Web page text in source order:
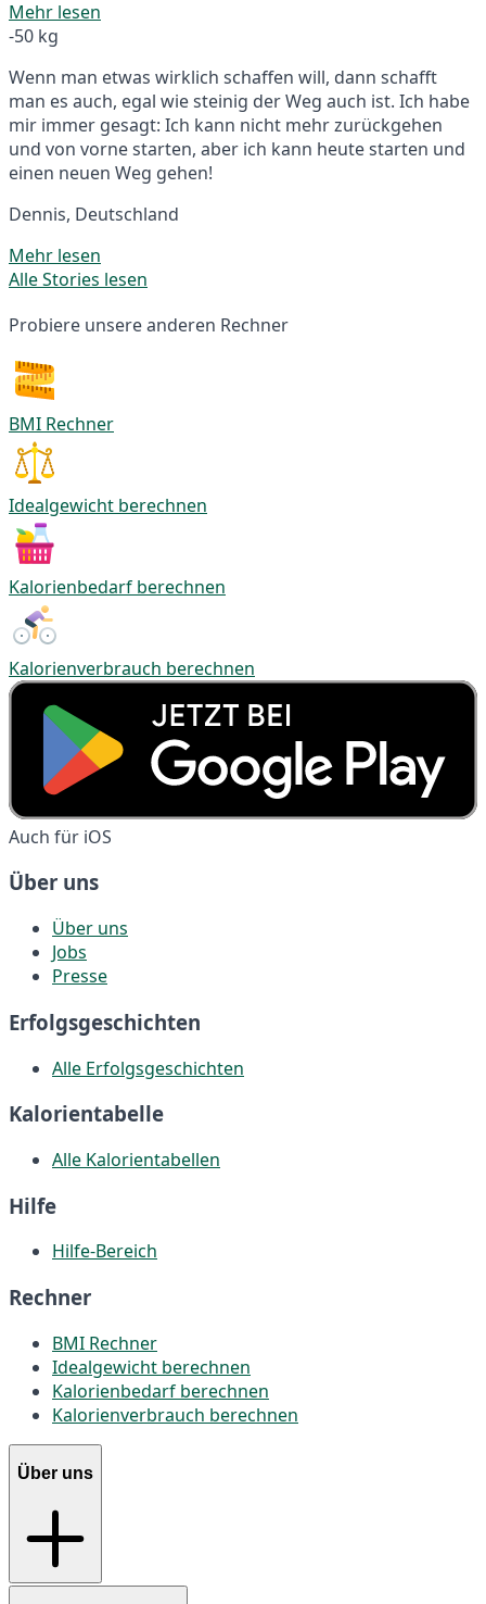
Mehr lesen
-50 kg
Wenn man etwas wirklich schaffen will, dann schafft
man es auch, egal wie steinig der Weg auch ist. Ich habe
mir immer gesagt: Ich kann nicht mehr zurückgehen
und von vorne starten, aber ich kann heute starten und
einen neuen Weg gehen!
Dennis, Deutschland
Mehr lesen
Alle Stories lesen
Probiere unsere anderen Rechner
BMI Rechner
Idealgewicht berechnen
Kalorienbedarf berechnen
Kalorienverbrauch berechnen
Auch für iOS
Über uns
Über uns
Jobs
Presse
Erfolgsgeschichten
Alle Erfolgsgeschichten
Kalorientabelle
Alle Kalorientabellen
Hilfe
Hilfe-Bereich
Rechner
BMI Rechner
Idealgewicht berechnen
Kalorienbedarf berechnen
Kalorienverbrauch berechnen
Über uns